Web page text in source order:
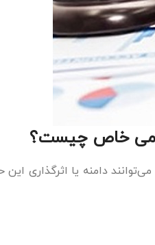
خاص چیست؟
دامنه یا اثرگذاری